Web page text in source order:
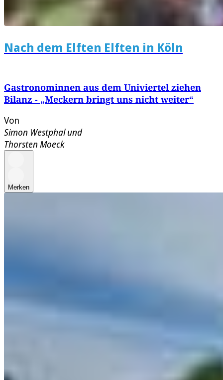
Nach dem Elften Elften in Köln
Gastronominnen aus dem Univiertel ziehen
Bilanz - „Meckern bringt uns nicht weiter“
Von
Simon Westphalund
Thorsten Moeck
Merken